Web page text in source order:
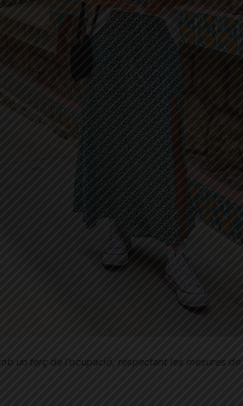
un terç de l'ocupació, respectant les mesures